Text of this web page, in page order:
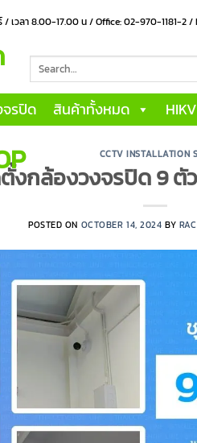
/ เวลา 8.00-17.00 น / Office: 02-970-1181-
for:
จรปิด สินค้าทั้งหมด
CCTV INSTALLATION
งกล้องวงจรปิด 9 ตั
POSTED ON OCTOBER 14, 2024 BY